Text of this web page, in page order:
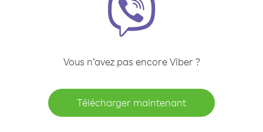
Vous n’avez pas encore Viber ?
Télécharger maintenant